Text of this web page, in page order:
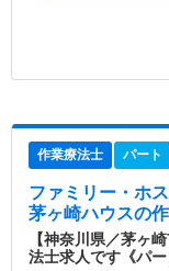
作業療法士 パート
ファミリー・ホ
茅ヶ崎ハウスの
【神奈川県／茅ヶ
法士求人です《パー